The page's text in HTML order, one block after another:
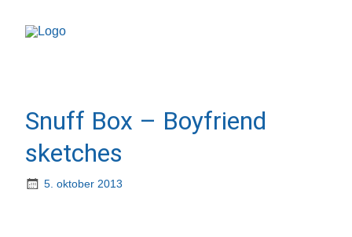
Snuff Box – Boyfriend
sketches
5. oktober 2013